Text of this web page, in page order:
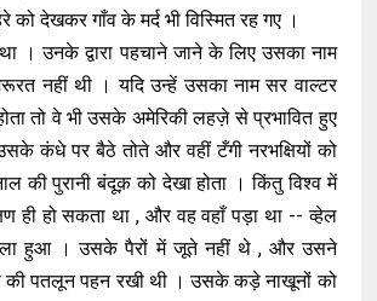
को देखकर गाँव के मर्द भी विस्मित रह गए ।
। उनके द्वारा पहचाने जाने के लिए उसका नाम
नहीं थी । यदि उन्हें उसका नाम सर वाल्टर
तो वे भी उसके अमेरिकी लहज़े से प्रभावित हुए
कंधे पर बैठे तोते और वहीं टँगी नरभक्षियों को
की पुरानी बंदूक़ को देखा होता । किंतु विश्व में
ही हो सकता था , और वह वहाँ पड़ा था -- व्हेल
हुआ । उसके पैरों में जूते नहीं थे , और उसने
की पतलून पहन रखी थी । उसके कड़े नाखूनों को